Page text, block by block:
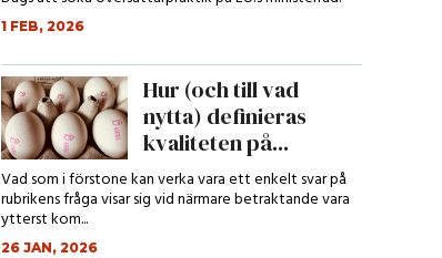
1 FEB, 2026
Hur (och till vad
nytta) definieras
kvaliteten på...
Vad som i förstone kan verka vara ett enkelt svar på
rubrikens fråga visar sig vid närmare betraktande vara
ytterst kom...
26 JAN, 2026